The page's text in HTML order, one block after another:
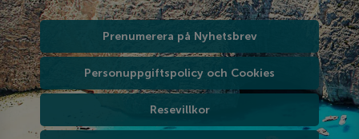
Prenumerera på Nyhetsbrev
Personuppgiftspolicy och Cookies
Resevillkor